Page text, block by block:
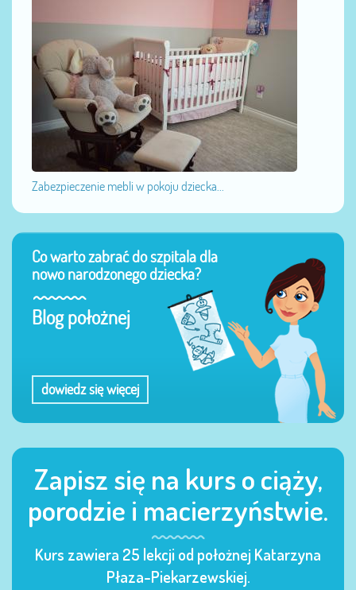
Zabezpieczenie mebli w pokoju dziecka...
Co warto zabrać do szpitala dla
nowo narodzonego dziecka?
Blog położnej
dowiedz się więcej
Zapisz się na kurs o ciąży,
porodzie i macierzyństwie.
Kurs zawiera 25 lekcji od położnej Katarzyna
Płaza-Piekarzewskiej.